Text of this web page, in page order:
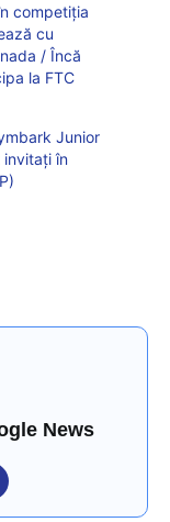
competiția
cu
/ Încă
la FTC
Junior
invitați în
News